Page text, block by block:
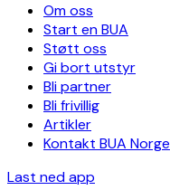
Om oss
Start en BUA
Støtt oss
Gi bort utstyr
Bli partner
Bli frivillig
Artikler
Kontakt BUA Norge
Last ned app